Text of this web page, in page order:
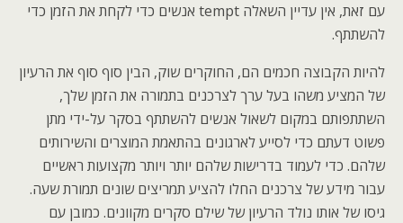
עם זאת, אין עדיין השאלה tempt אנשים כדי לקחת את הזמן כדי
להשתתף.
להיות הקבוצה חכמים הם, החוקרים שוק, הבין סוף סוף את הרעיון
של המציע משהו בעל ערך לצרכנים בתמורה את הזמן שלך,
השתתפותם במקום לשאול אנשים להשתתף בסקר על-ידי מתן
פשוט דעתם כדי לסייע לארגונים בהתאמת המוצרים והשירותים
שלהם. כדי לעמוד בדרישות שלהם יותר ויותר מקצועות ראשיים
עבור מידע של צרכנים החלו להציע תמריצים שונים תמורת שעה.
גיסו של אותו נולד הרעיון של שילם סקרים מקוונים. כמובן עם